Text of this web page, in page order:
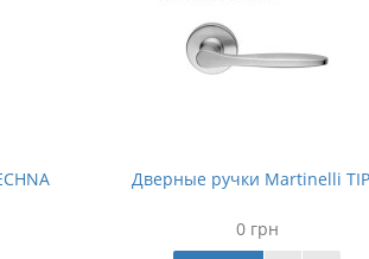
Дверные ручки Martinelli
0 грн